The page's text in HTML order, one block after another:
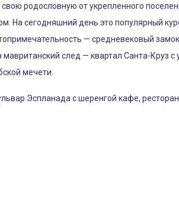
родословную от укрепленного
На сегодняшний день это популярный
— средневековый
след — квартал Санта-Круз с
мечети.
Эспланада с шеренгой кафе,